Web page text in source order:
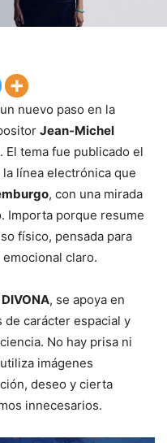
nuevo paso en la
Jean-Michel
. El tema fue publicado el
línea electrónica que
, con una mirada
Importa porque resume
físico, pensada para
claro.
DIVONA, se apoya en
carácter espacial y
No hay prisa ni
imágenes
deseo y cierta
innecesarios.